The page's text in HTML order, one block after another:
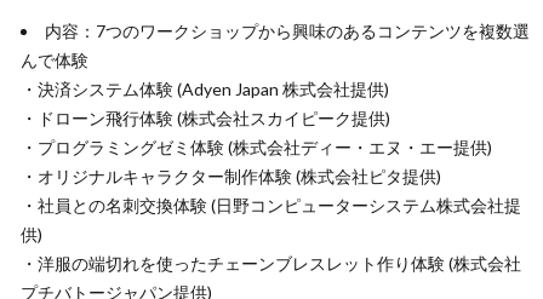
内容：7つのワークショップから興味のあるコンテンツを複数選
んで体験
・決済システム体験 (Adyen Japan 株式会社提供)
・ドローン飛行体験 (株式会社スカイピーク提供)
・プログラミングゼミ体験 (株式会社ディー・エヌ・エー提供)
・オリジナルキャラクター制作体験 (株式会社ピタ提供)
・社員との名刺交換体験 (日野コンピューターシステム株式会社提
供)
・洋服の端切れを使ったチェーンブレスレット作り体験 (株式会社
プチバトージャパン提供)